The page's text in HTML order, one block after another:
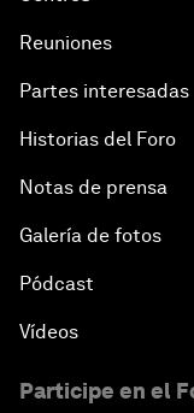
Reuniones
Partes interesadas
Historias del Foro
Notas de prensa
Galería de fotos
Pódcast
Vídeos
Participe en el